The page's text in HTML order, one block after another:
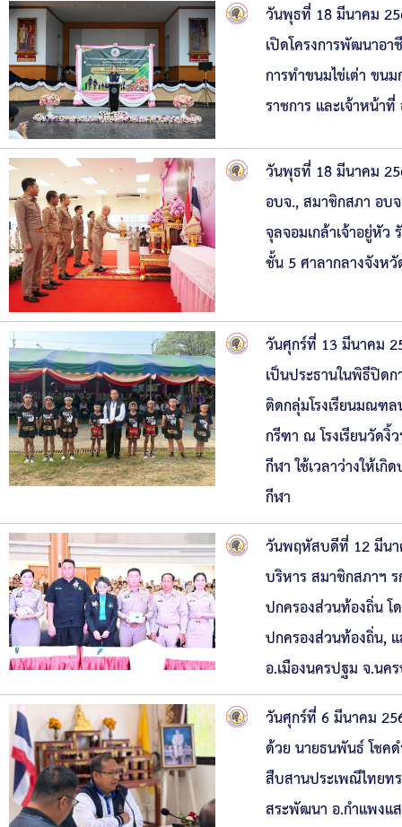
วันพุธที่ 18 มีนาคม
เปิดโครงการพัฒนาอ
การทำขนมไข่เต่า ข
ราชการ และเจ้าหน้
วันพุธที่ 18 มีนาคม
อบจ., สมาชิกสภา อบ
จุลจอมเกล้าเจ้าอยู่หั
ชั้น 5 ศาลากลางจังห
วันศุกร์ที่ 13 มีนาคม
เป็นประธานในพิธีปิด
ติดกลุ่มโรงเรียนมณฑ
กรีฑา ณ โรงเรียนวัดงิ้
กีฬา ใช้เวลาว่างให้เ
กีฬา
วันพฤหัสบดีที่ 12 มีน
บริหาร สมาชิกสภาฯ
ปกครองส่วนท้องถิ่น โ
ปกครองส่วนท้องถิ่น,
อ.เมืองนครปฐม จ.นค
วันศุกร์ที่ 6 มีนาคม
ด้วย นายธนพันธ์ โชค
สืบสานประเพณีไทยท
สระพัฒนา อ.กำแพงแ